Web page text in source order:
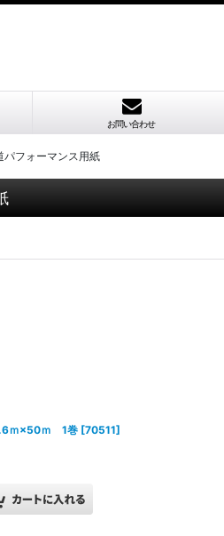
お問い合わせ
パフォーマンス用紙
ｍ×50ｍ 1巻 [70511]